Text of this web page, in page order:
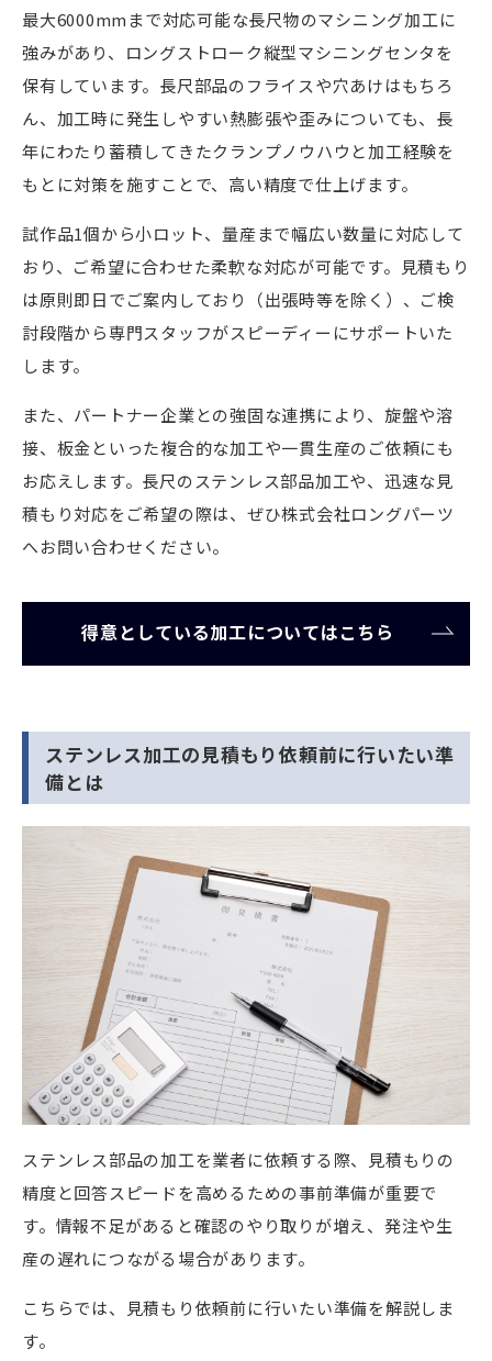
最大6000mmまで対応可能な長尺物のマシニング加工に
強みがあり、ロングストローク縦型マシニングセンタを
保有しています。長尺部品のフライスや穴あけはもちろ
ん、加工時に発生しやすい熱膨張や歪みについても、長
年にわたり蓄積してきたクランプノウハウと加工経験を
もとに対策を施すことで、高い精度で仕上げます。
試作品1個から小ロット、量産まで幅広い数量に対応して
おり、ご希望に合わせた柔軟な対応が可能です。見積もり
は原則即日でご案内しており（出張時等を除く）、ご検
討段階から専門スタッフがスピーディーにサポートいた
します。
また、パートナー企業との強固な連携により、旋盤や溶
接、板金といった複合的な加工や一貫生産のご依頼にも
お応えします。長尺のステンレス部品加工や、迅速な見
積もり対応をご希望の際は、ぜひ株式会社ロングパーツ
へお問い合わせください。
得意としている加工についてはこちら
ステンレス加工の見積もり依頼前に行いたい準
備とは
ステンレス部品の加工を業者に依頼する際、見積もりの
精度と回答スピードを高めるための事前準備が重要で
す。情報不足があると確認のやり取りが増え、発注や生
産の遅れにつながる場合があります。
こちらでは、見積もり依頼前に行いたい準備を解説しま
す。